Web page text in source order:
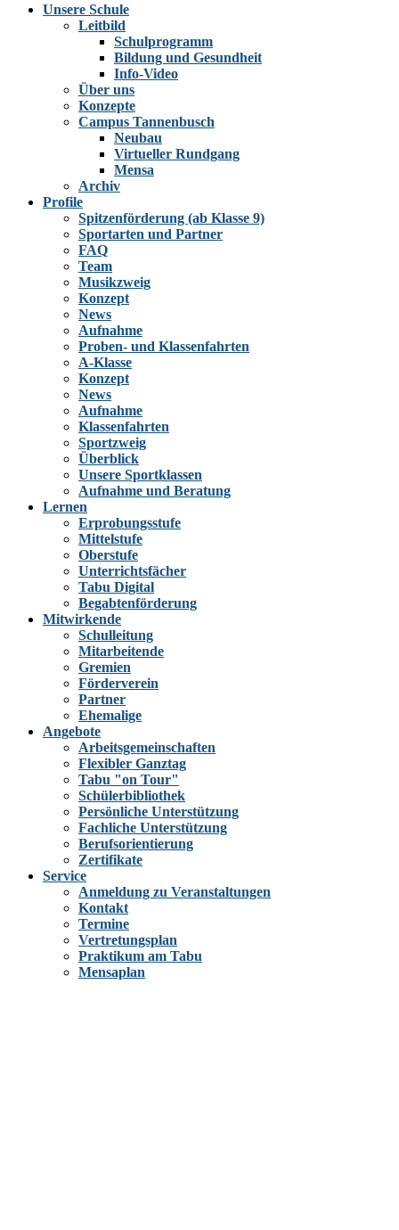
Unsere Schule
Leitbild
Schulprogramm
Bildung und Gesundheit
Info-Video
Über uns
Konzepte
Campus Tannenbusch
Neubau
Virtueller Rundgang
Mensa
Archiv
Profile
Spitzenförderung (ab Klasse 9)
Sportarten und Partner
FAQ
Team
Musikzweig
Konzept
News
Aufnahme
Proben- und Klassenfahrten
A-Klasse
Konzept
News
Aufnahme
Klassenfahrten
Sportzweig
Überblick
Unsere Sportklassen
Aufnahme und Beratung
Lernen
Erprobungsstufe
Mittelstufe
Oberstufe
Unterrichtsfächer
Tabu Digital
Begabtenförderung
Mitwirkende
Schulleitung
Mitarbeitende
Gremien
Förderverein
Partner
Ehemalige
Angebote
Arbeitsgemeinschaften
Flexibler Ganztag
Tabu "on Tour"
Schülerbibliothek
Persönliche Unterstützung
Fachliche Unterstützung
Berufsorientierung
Zertifikate
Service
Anmeldung zu Veranstaltungen
Kontakt
Termine
Vertretungsplan
Praktikum am Tabu
Mensaplan